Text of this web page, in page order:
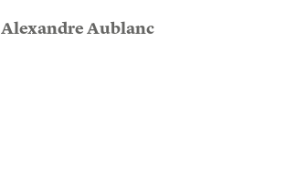
Alexandre Aublanc